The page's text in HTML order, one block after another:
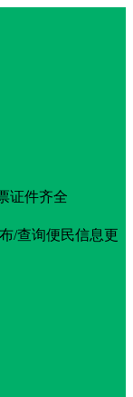
证件齐全
/查询便民信息更